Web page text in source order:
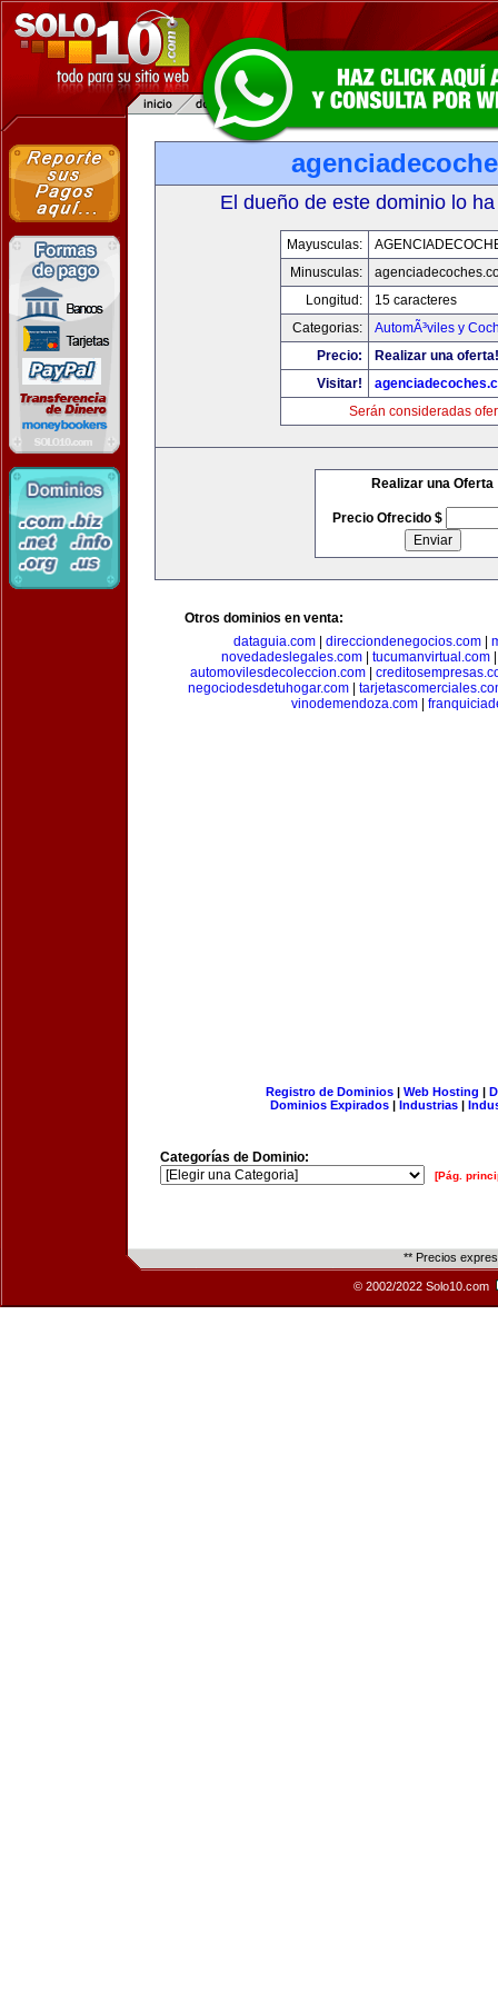
El dueño de este dominio lo
Mayusculas:
Minusculas:
Longitud:
15 caracteres
Categorias:
AutomÃ³viles y
Precio:
Realizar una oferta!
Visitar!
Serán consideradas
Realizar una Oferta
Precio Ofrecido $
Otros dominios en venta:
dataguia.com| direcciondenegocios.com|
novedadeslegales.com
tucumanvirtual.com
automovilesdecoleccion.com
negociodesdetuhogar.com
vinodemendoza.com|
Registro de Dominios| Web Hosting |
Dominios Expirados | Industrias |
Categorías de Dominio:
[Pág.
** Precios
© 2002/2022 Solo10.com